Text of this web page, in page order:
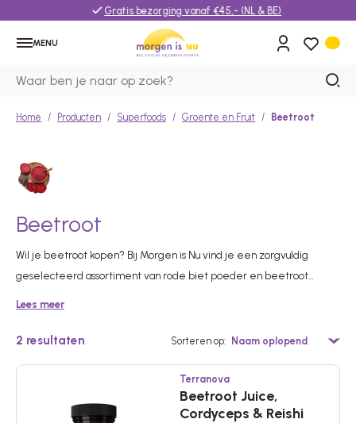
Gratis bezorging vanaf €45,- (NL & BE)
MENU
Home Producten Superfoods Groente en Fruit Beetroot
Beetroot
Wil je beetroot kopen? Bij Morgen is Nu vind je een zorgvuldig
geselecteerd assortiment van rode biet poeder en beetroot
Lees meer
2 resultaten Sorteren op
Terranova
Beetroot Juice,
Cordyceps & Reishi